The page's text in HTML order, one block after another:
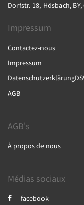
Dorfstr. 18, Hösbach,
Impressum
Contactez-nous
Impressum
AGB
AGB's
À propos de nous
Médias sociaux
facebook